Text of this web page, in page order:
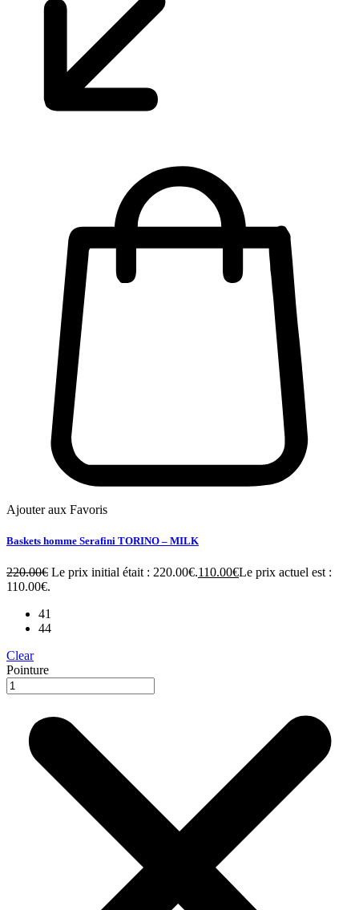
Ajouter aux Favoris
Baskets homme Serafini TORINO – MILK
220.00€ Le prix initial était : 220.00€.110.00€Le prix actuel est :
110.00€.
41
44
Clear
Pointure